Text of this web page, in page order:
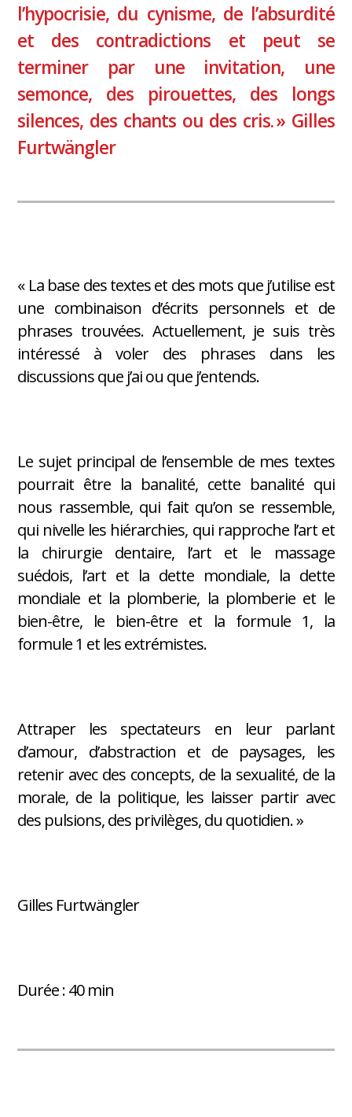
l’hypocrisie, du cynisme, de l’absurdité
et des contradictions et peut se
terminer par une invitation, une
semonce, des pirouettes, des longs
silences, des chants ou des cris. » Gilles
Furtwängler
« La base des textes et des mots que j’utilise est
une combinaison d’écrits personnels et de
phrases trouvées. Actuellement, je suis très
intéressé à voler des phrases dans les
discussions que j’ai ou que j’entends.
Le sujet principal de l’ensemble de mes textes
pourrait être la banalité, cette banalité qui
nous rassemble, qui fait qu’on se ressemble,
qui nivelle les hiérarchies, qui rapproche l’art et
la chirurgie dentaire, l’art et le massage
suédois, l’art et la dette mondiale, la dette
mondiale et la plomberie, la plomberie et le
bien-être, le bien-être et la formule 1, la
formule 1 et les extrémistes.
Attraper les spectateurs en leur parlant
d’amour, d’abstraction et de paysages, les
retenir avec des concepts, de la sexualité, de la
morale, de la politique, les laisser partir avec
des pulsions, des privilèges, du quotidien. »
Gilles Furtwängler
Durée : 40 min